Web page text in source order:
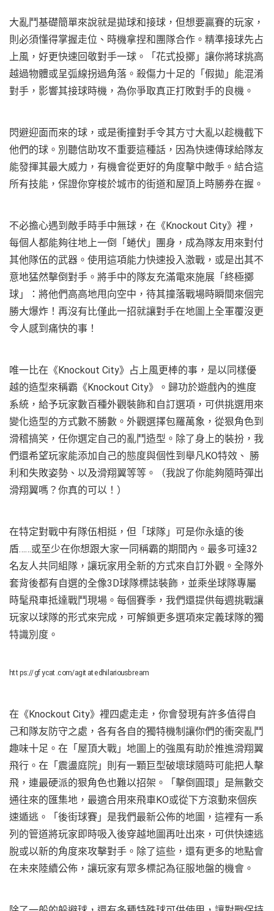
大亂鬥基礎簡單來說就是拋球和接球，但想要贏賽的玩家，
則必須懂得掌握走位、時機拿捏和團隊合作。精準接球先占
上風，好更快速回敬對手一球。「花式投擲」讓你將球挑高
越過物體或呈弧線拐過角落。殺傷力十足的「假拋」能混淆
對手，影響其接球時機，為你爭取真正打敗對手的良機。
閃避迎面而來的球，或是衝撞對手令其方寸大亂以趁機截下
他們的球。別聽信助攻不重要這種話，因為快速傳球給隊友
能發揮其最大威力，有機會從更好的角度擊中敵手。結合這
所有技能，保證你穿梭於城市的街道和屋頂上時勝券在握。
不必擔心遇到敵手時手中無球，在《Knockout City》裡，
每個人都能夠往地上一倒「蜷伏」團身，成為隊友用來對付
其他隊伍的武器。使用這項能力快速投入激戰，或是出其不
意地猛然擊倒對手。將手中的隊友充滿電來施展「終極擲
球」：將他們高高地甩向空中，待其撞落戰場時瞬間來個完
勝大爆炸！再沒有比僅此一招就讓對手在地圖上全軍覆沒更
令人感到痛快的事！
唯一比在《Knockout City》占上風更棒的事，是以同樣優
越的造型來稱霸《Knockout City》。歸功於遊戲內的進度
系統，給予玩家數百種外觀裝飾和自訂選項，可供挑選用來
變化造型的方式數不勝數。外觀選擇包羅萬象，從狠角色到
滑稽搞笑，任你選定自己的亂鬥造型。除了身上的裝扮，我
們還希望玩家能添加自己的態度與個性到舉凡KO特效、 勝
利和失敗姿勢、以及滑翔翼等等。（我說了你能夠隨時彈出
滑翔翼嗎？你真的可以！）
在特定對戰中有隊伍相挺，但「球隊」可是你永遠的後
盾……或至少在你想跟大家一同稱霸的期間內。最多可達32
名友人共同組隊，讓玩家用全新的方式來自訂外觀。全隊外
套背後都有自選的全像3D球隊標誌裝飾，並乘坐球隊專屬
時髦飛車抵達戰鬥現場。每個賽季，我們還提供每週挑戰讓
玩家以球隊的形式來完成，可解鎖更多選項來定義球隊的獨
特識別度。
https://gfycat.com/agitatedhilariousbream
在《Knockout City》裡四處走走，你會發現有許多值得自
己和隊友防守之處，各有各自的獨特機制讓你們的衝突亂鬥
趣味十足。在「屋頂大戰」地圖上的強風有助於推進滑翔翼
飛行。在「震盪庭院」則有一顆巨型破壞球隨時可能把人擊
飛，連最硬派的狠角色也難以招架。「擊倒圓環」是無數交
通往來的匯集地，最適合用來飛車KO或從下方滾動來個疾
速遁逃。「後街球賽」是我們最新公佈的地圖，這裡有一系
列的管道將玩家即時吸入後穿越地圖再吐出來，可供快速逃
脫或以新的角度來攻擊對手。除了這些，還有更多的地點會
在未來陸續公佈，讓玩家有眾多標記為征服地盤的機會。